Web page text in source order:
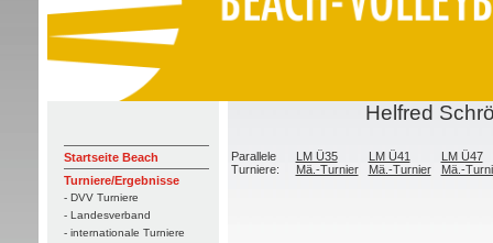
Startseite Beach
Turniere/Ergebnisse
- DVV Turniere
- Landesverband
- internationale Turniere
Helfred
Parallele
Turniere:
LM Ü35
Mä.-Turnier
LM Ü41
Mä.-Turnier
LM Ü47
Mä.-